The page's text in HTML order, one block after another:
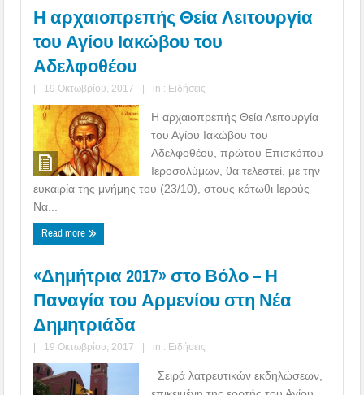
Η αρχαιοπρεπής Θεία Λειτουργία
του Αγίου Ιακώβου του
Αδελφοθέου
| 19 Οκτωβρίου, 2017 | in : Ειδήσεις
Η αρχαιοπρεπής Θεία Λειτουργία
του Αγίου Ιακώβου του
Αδελφοθέου, πρώτου Επισκόπου
Ιεροσολύμων, θα τελεστεί, με την
ευκαιρία της μνήμης του (23/10), στους κάτωθι Ιερούς
Να...
Read more
«Δημήτρια 2017» στο Βόλο – Η
Παναγία του Αρμενίου στη Νέα
Δημητριάδα
| 19 Οκτωβρίου, 2017 | in : Ειδήσεις
Σειρά λατρευτικών εκδηλώσεων,